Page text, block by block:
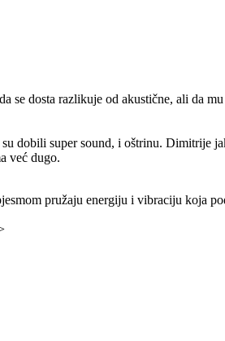
dosta razlikuje od akustične, ali da
dobili super sound, i oštrinu. Dimitrije
već dugo.
pružaju energiju i vibraciju koja